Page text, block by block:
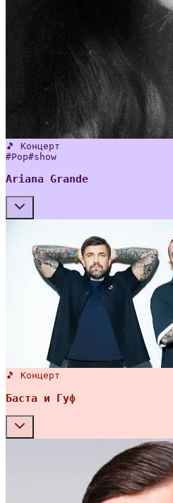
🎵 Концерт
#Pop#show
Ariana Grande
🎵 Концерт
Баста и Гуф